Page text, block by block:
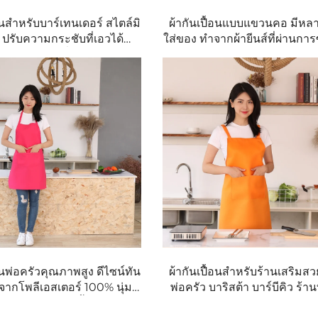
สำหรับบาร์เทนเดอร์ สไตล์มิ
รับความกระชับที่เอวได้
มีช่องใส่ของที่ปลอดภัยและ
บบถอดออกได้ ใช้ได้ทั้งชาย
สีน้ำเงิน ทำจากผ้ายีนส์
ผ้ากันเปื้อนแบบแขวนคอ มีหล
ใส่ของ ทำจากผ้ายีนส์ที่ผ่านกา
ใช้ในร้านอาหาร บาร์บีคิว แล
กาแฟ
พ่อครัวคุณภาพสูง ดีไซน์ทัน
กโพลีเอสเตอร์ 100% นุ่ม
ผ้ากันเปื้อนสำหรับร้านเสริมส
พ่อครัว บาริสต้า บาร์บีคิว ร้า